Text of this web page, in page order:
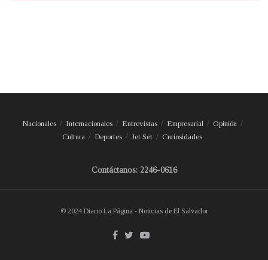
Nacionales Internacionales Entrevistas Empresarial
Opinión
Cultura
Deportes Jet Set Curiosidades
Contáctanos: 2246-0616
© 2024 Diario La Página - Noticias de El Salvador